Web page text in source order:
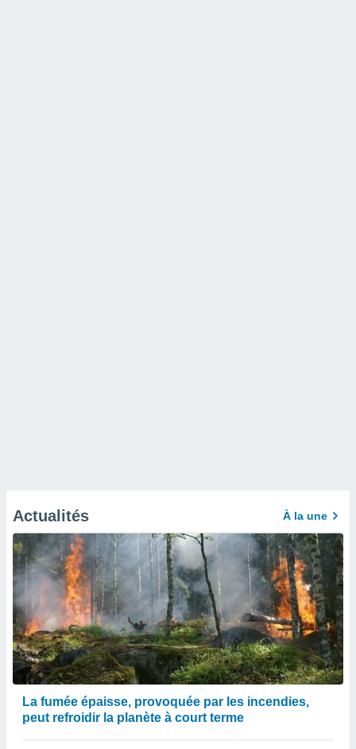
Actualités À la une
La fumée épaisse, provoquée par les incendies,
peut refroidir la planète à court terme